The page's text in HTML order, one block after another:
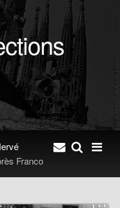
Franco